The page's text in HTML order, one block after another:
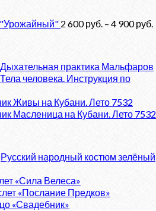
2 600руб. – 4 900руб.
практика Мальфаров
человека. Инструкция по
Живы на Кубани. Лето 7532
Масленица на Кубани. Лето 7532
Русский народный костюм зелёный
«Сила Велеса»
«Послание Предков»
«Свадебник»